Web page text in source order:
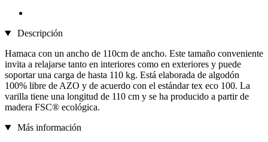
Descripción
Hamaca con un ancho de 110cm de ancho. Este tamaño conveniente
invita a relajarse tanto en interiores como en exteriores y puede
soportar una carga de hasta 110 kg. Está elaborada de algodón
100% libre de AZO y de acuerdo con el estándar tex eco 100. La
varilla tiene una longitud de 110 cm y se ha producido a partir de
madera FSC® ecológica.
Más información